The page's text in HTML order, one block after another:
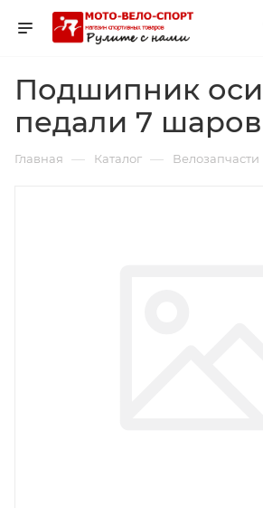
Подшипник оси
педали 7 шаров
Главная — Каталог — Велозапчасти